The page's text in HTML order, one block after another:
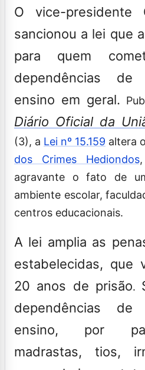
O vice-presidente
sancionou a lei que
para quem
dependências
ensino em geral.
Diário Oficial da
(3), a Lei nº 15.159 altera o
dos Crimes Hediondos,
agravante o fato de
ambiente escolar,
centros educacionais.
A lei amplia as
estabelecidas, que
20 anos de prisão.
dependências
ensino, por
madrastas, tios,